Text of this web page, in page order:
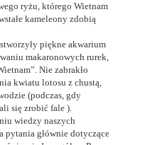
ryżu, którego Wietnam
kameleony zdobią
piękne akwarium
makaronowych rurek,
Nie zabrakło
kwiatu lotosu z chustą,
(podczas, gdy
się zrobić fale ).
wiedzy naszych
głównie dotyczące